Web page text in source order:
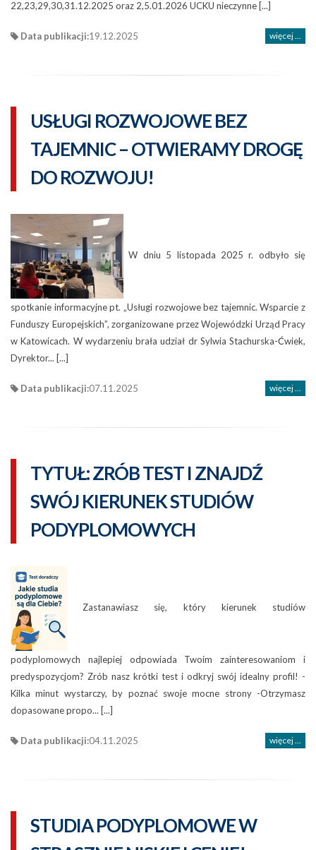
22,23,29,30,31.12.2025 oraz 2,5.01.2026 UCKU nieczynne [...]
Data publikacji:19.12.2025 więcej ...
USŁUGI ROZWOJOWE BEZ
TAJEMNIC – OTWIERAMY DROGĘ
DO ROZWOJU!
W dniu 5 listopada 2025 r. odbyło się
spotkanie informacyjne pt. „Usługi rozwojowe bez tajemnic. Wsparcie z
Funduszy Europejskich”, zorganizowane przez Wojewódzki Urząd Pracy
w Katowicach. W wydarzeniu brała udział dr Sylwia Stachurska-Ćwiek,
Dyrektor... [...]
Data publikacji:07.11.2025 więcej ...
TYTUŁ: ZRÓB TEST I ZNAJDŹ
SWÓJ KIERUNEK STUDIÓW
PODYPLOMOWYCH
Zastanawiasz się, który kierunek studiów
podyplomowych najlepiej odpowiada Twoim zainteresowaniom i
predyspozycjom? Zrób nasz krótki test i odkryj swój idealny profil! -
Kilka minut wystarczy, by poznać swoje mocne strony -Otrzymasz
dopasowane propo... [...]
Data publikacji:04.11.2025 więcej ...
STUDIA PODYPLOMOWE W